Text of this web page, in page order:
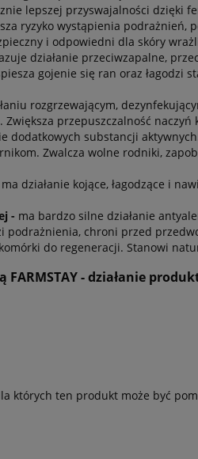
lepszej przyswajalności dzięki
ryzyko wystąpienia podrażnień,
i odpowiedni dla skóry
działanie przeciwzapalne,
gojenie się ran oraz łagodzi
rozgrzewającym,
przepuszczalność
dodatkowych substancji
Zwalcza wolne rodniki,
ma działanie kojące, łagodzące i
- ma bardzo silne działanie
podrażnienia, chroni przed
do regeneracji. Stanowi
- działanie
których ten produkt może być